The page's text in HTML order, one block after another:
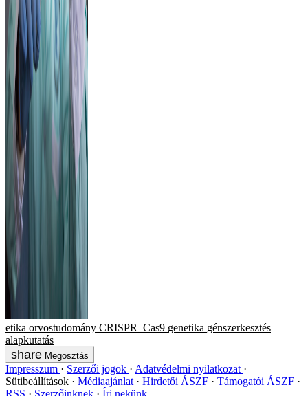
etika orvostudomány CRISPR–Cas9 genetika génszerkesztés
alapkutatás
Megosztás
Impresszum Szerzői jogok
Adatvédelmi nyilatkozat
Sütibeállítások
Médiaajánlat Hirdetői ÁSZF
Támogatói ÁSZF
RSS
Szerzőinknek Írj nekünk